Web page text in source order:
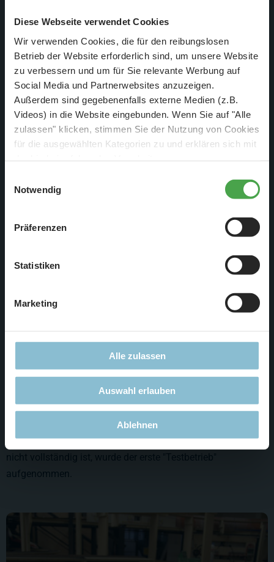
Diese Webseite verwendet Cookies
Wir verwenden Cookies, die für den reibungslosen
Betrieb der Website erforderlich sind, um unsere Website
zu verbessern und um für Sie relevante Werbung auf
Social Media und Partnerwebsites anzuzeigen.
Außerdem sind gegebenenfalls externe Medien (z.B.
Videos) in die Website eingebunden. Wenn Sie auf "Alle
zulassen" klicken, stimmen Sie der Nutzung von Cookies
für die ausgewählten Kategorien zu und erklären sich mit
diese Einstellungen jederzeit über die Schaltfläche
zustimmen, beschränken wir uns auf die technisch
notwendigen Cookies. Weitere Informationen finden Sie in
Notwendig
Präferenzen
Statistiken
Marketing
Alle zulassen
Auswahl erlauben
Ablehnen
Auch immer wieder ein großes Thema neben dem Modellbau
Man mag es kaum glauben, aber der erste Zug fährt in dem
neuen Alpenteil schon. Auch wenn das Gleisbild noch lange
nicht vollständig ist, wurde der erste "Testbetrieb"
aufgenommen.